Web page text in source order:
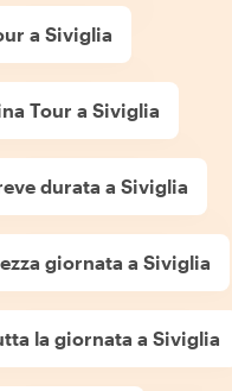
a Siviglia
Tour a Siviglia
durata a Siviglia
giornata a Siviglia
la giornata a Siviglia